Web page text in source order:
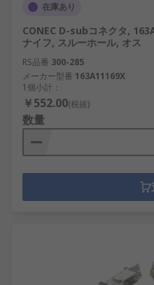
在庫あり
CONEC D-subコネクタ,
ナイフ, スルーホール, オス
RS品番 300-285
メーカー型番 163A11169X
1個小計：
￥552.00(税抜)
数量